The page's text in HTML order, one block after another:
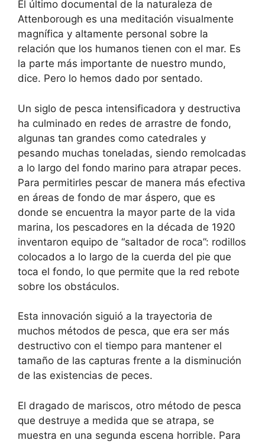
El último documental de la naturaleza de
Attenborough es una meditación visualmente
magnífica y altamente personal sobre la
relación que los humanos tienen con el mar. Es
la parte más importante de nuestro mundo,
dice. Pero lo hemos dado por sentado.
Un siglo de pesca intensificadora y destructiva
ha culminado en redes de arrastre de fondo,
algunas tan grandes como catedrales y
pesando muchas toneladas, siendo remolcadas
a lo largo del fondo marino para atrapar peces.
Para permitirles pescar de manera más efectiva
en áreas de fondo de mar áspero, que es
donde se encuentra la mayor parte de la vida
marina, los pescadores en la década de 1920
inventaron equipo de “saltador de roca”: rodillos
colocados a lo largo de la cuerda del pie que
toca el fondo, lo que permite que la red rebote
sobre los obstáculos.
Esta innovación siguió a la trayectoria de
muchos métodos de pesca, que era ser más
destructivo con el tiempo para mantener el
tamaño de las capturas frente a la disminución
de las existencias de peces.
El dragado de mariscos, otro método de pesca
que destruye a medida que se atrapa, se
muestra en una segunda escena horrible. Para